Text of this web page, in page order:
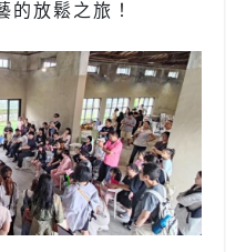
的放鬆之旅！